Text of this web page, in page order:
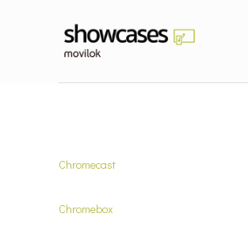
Chromecast
Chromebox